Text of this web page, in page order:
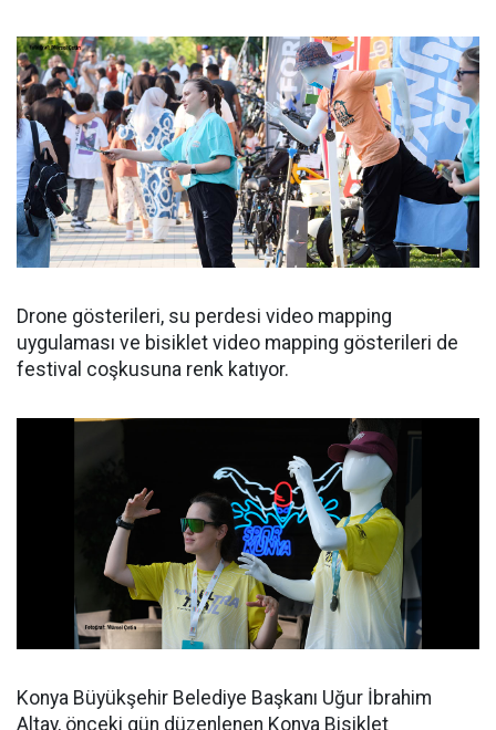
Drone gösterileri, su perdesi video mapping
uygulaması ve bisiklet video mapping gösterileri de
festival coşkusuna renk katıyor.
Konya Büyükşehir Belediye Başkanı Uğur İbrahim
Altay, önceki gün düzenlenen Konya Bisiklet